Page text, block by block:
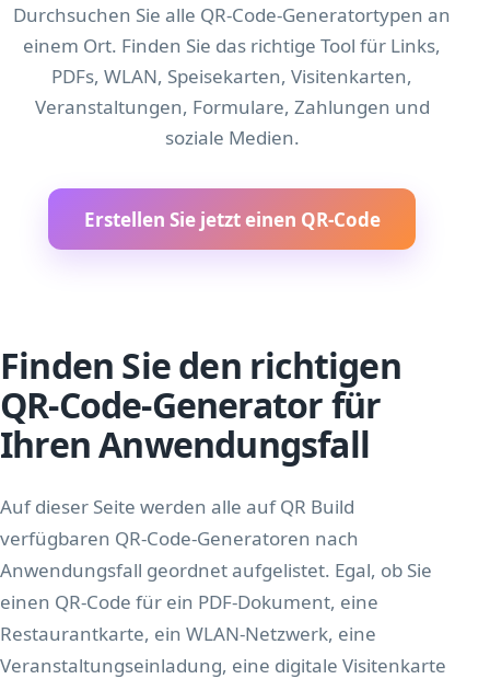
Durchsuchen Sie alle QR-Code-Generatortypen an
einem Ort. Finden Sie das richtige Tool für Links,
PDFs, WLAN, Speisekarten, Visitenkarten,
Veranstaltungen, Formulare, Zahlungen und
soziale Medien.
Erstellen Sie jetzt einen QR-Code
Finden Sie den richtigen
QR-Code-Generator für
Ihren Anwendungsfall
Auf dieser Seite werden alle auf QR Build
verfügbaren QR-Code-Generatoren nach
Anwendungsfall geordnet aufgelistet. Egal, ob Sie
einen QR-Code für ein PDF-Dokument, eine
Restaurantkarte, ein WLAN-Netzwerk, eine
Veranstaltungseinladung, eine digitale Visitenkarte